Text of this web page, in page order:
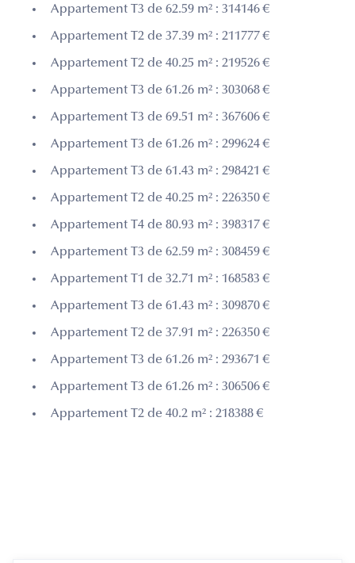
Appartement T3 de 62.59 m² : 314146 €
Appartement T2 de 37.39 m² : 211777 €
Appartement T2 de 40.25 m² : 219526 €
Appartement T3 de 61.26 m² : 303068 €
Appartement T3 de 69.51 m² : 367606 €
Appartement T3 de 61.26 m² : 299624 €
Appartement T3 de 61.43 m² : 298421 €
Appartement T2 de 40.25 m² : 226350 €
Appartement T4 de 80.93 m² : 398317 €
Appartement T3 de 62.59 m² : 308459 €
Appartement T1 de 32.71 m² : 168583 €
Appartement T3 de 61.43 m² : 309870 €
Appartement T2 de 37.91 m² : 226350 €
Appartement T3 de 61.26 m² : 293671 €
Appartement T3 de 61.26 m² : 306506 €
Appartement T2 de 40.2 m² : 218388 €